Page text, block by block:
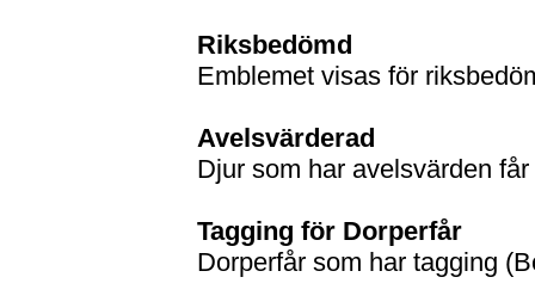
Riksbedömd
Emblemet visas för
Avelsvärderad
Djur som har avelsvärden
Tagging för Dorperfår
Dorperfår som har tagging